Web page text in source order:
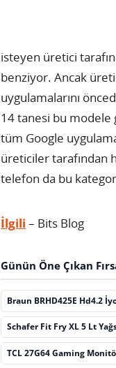
isteyen üretici
benziyor. Ancak
uygulamalarını
14 tanesi bu modele
tüm Google
üreticiler tarafından
telefon da bu
İlgili – Bits Blog
Günün Öne Çıkan
Braun BRHD425E Hd4.2
Schafer Fit Fry XL 5 Lt
TCL 27G64 Gaming